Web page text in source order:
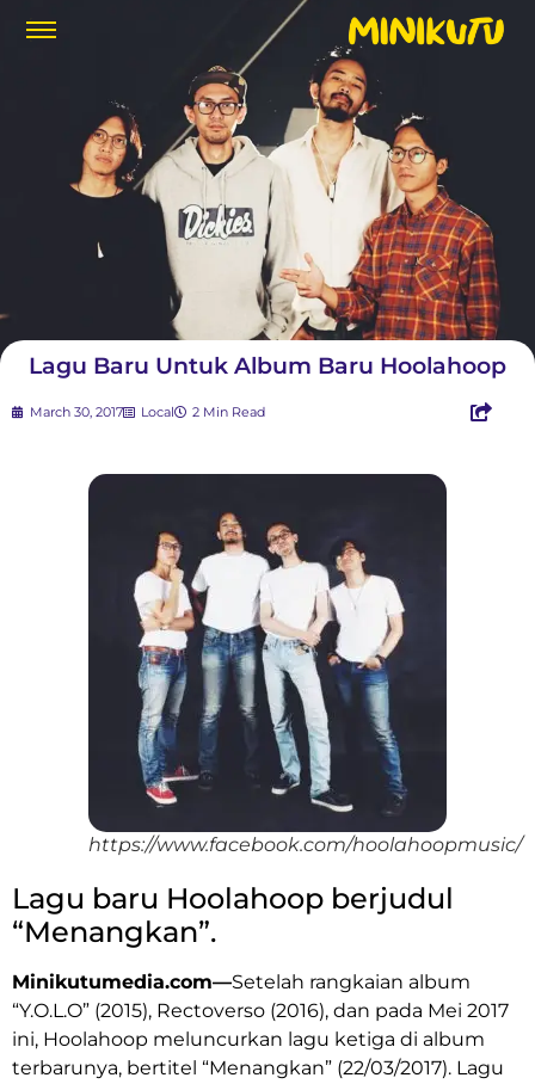
Lagu Baru Untuk Album Baru Hoolahoop
March 30, 2017 Local 2 Min Read
https://www.facebook.com/hoolahoopmusic/
Lagu baru Hoolahoop berjudul
“Menangkan”.
Minikutumedia.com—Setelah rangkaian album
“Y.O.L.O” (2015), Rectoverso (2016), dan pada Mei 2017
ini, Hoolahoop meluncurkan lagu ketiga di album
terbarunya, bertitel “Menangkan” (22/03/2017). Lagu